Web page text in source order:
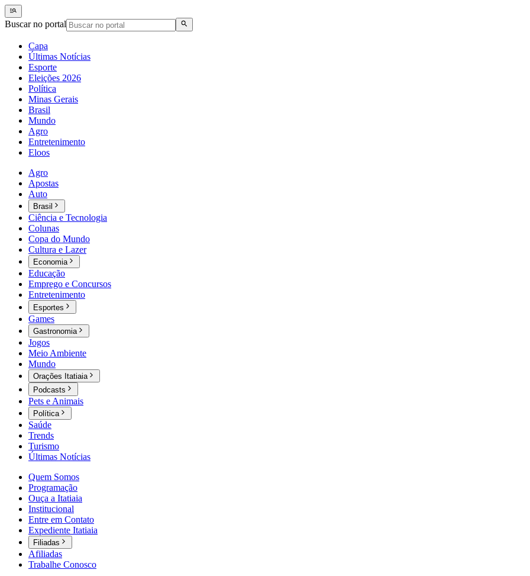
Buscar no portal
Capa
Últimas Notícias
Esporte
Eleições 2026
Política
Minas Gerais
Brasil
Mundo
Agro
Entretenimento
Eloos
Agro
Apostas
Auto
Brasil
Ciência e Tecnologia
Colunas
Copa do Mundo
Cultura e Lazer
Economia
Educação
Emprego e Concursos
Entretenimento
Esportes
Games
Gastronomia
Jogos
Meio Ambiente
Mundo
Orações Itatiaia
Podcasts
Pets e Animais
Política
Saúde
Trends
Turismo
Últimas Notícias
Quem Somos
Programação
Ouça a Itatiaia
Institucional
Entre em Contato
Expediente Itatiaia
Filiadas
Afiliadas
Trabalhe Conosco